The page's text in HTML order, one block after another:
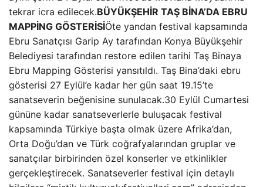
tekrar icra edilecek.BÜYÜKŞEHİR TAŞ BİNA’DA EBRU
MAPPİNG GÖSTERİSİÖte yandan festival kapsamında
Ebru Sanatçısı Garip Ay tarafından Konya Büyükşehir
Belediyesi tarafından restore edilen tarihi Taş Binaya
Ebru Mapping Gösterisi yansıtıldı. Taş Bina’daki ebru
gösterisi 27 Eylül’e kadar her gün saat 19.15’te
sanatseverin beğenisine sunulacak.30 Eylül Cumartesi
gününe kadar sanatseverlerle buluşacak festival
kapsamında Türkiye başta olmak üzere Afrika’dan,
Orta Doğu’dan ve Türk coğrafyalarından gruplar ve
sanatçılar birbirinden özel konserler ve etkinlikler
gerçekleştirecek. Sanatseverler festival için detaylı